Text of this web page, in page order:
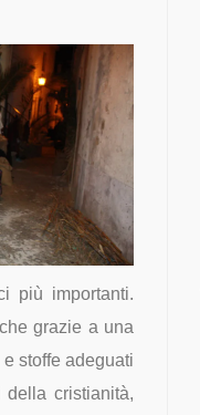
più importanti.
grazie a una
stoffe adeguati
della cristianità,